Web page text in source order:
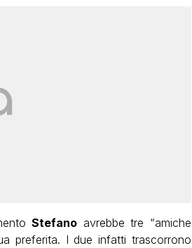
Stefano avrebbe tre “amiche
preferita. I due infatti trascorrono